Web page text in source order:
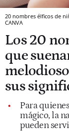
20 nombres élficos de
CANVA
Los 20
que
sus
Para
mágico, la
pueden